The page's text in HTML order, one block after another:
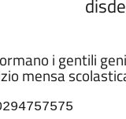
i gentili
mensa